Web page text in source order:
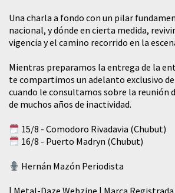
​Una charla a fondo con un pilar
nacional, y dónde en cierta medida,
vigencia y el camino recorrido en la
Mientras preparamos la entrega de la
te compartimos un adelanto exclusivo de
cuando le consultamos sobre la reunión
de muchos años de inactividad.
15/8 - Comodoro Rivadavia (Chubut)
16/8 - Puerto Madryn (Chubut)
Hernán Mazón Periodista